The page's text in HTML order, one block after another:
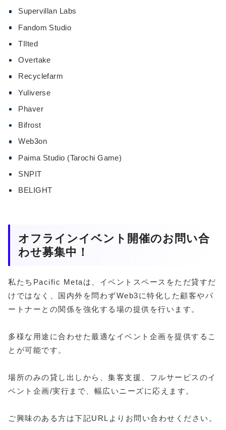
Supervillan Labs
Fandom Studio
TIlted
Overtake
Recyclefarm
Yuliverse
Phaver
Bifrost
Web3on
Paima Studio (Tarochi Game)
SNPIT
BELIGHT
オフラインイベント開催のお問い合
わせ募集中！
私たちPacific Metaは、イベントスペースをただ貸すだ
けではなく、国内外を問わずWeb3に特化した顧客やパ
ートナーとの関係を強化する場の提供を行います。
多様な用途に合わせた最適なイベント企画を提供するこ
とが可能です。
場所のみの貸し出しから、集客支援、フルサービスのイ
ベント企画/実行まで、幅広いニーズに応えます。
ご興味のある方は下記URLよりお問い合わせください。